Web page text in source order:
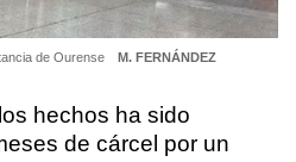
de Ourense M. FERNÁNDEZ
hechos ha sido
de cárcel por un